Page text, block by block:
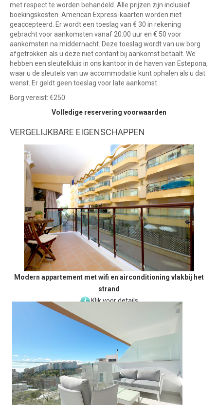
met respect te worden behandeld. Alle prijzen zijn inclusief
boekingskosten. American Express-kaarten worden niet
geaccepteerd. Er wordt een toeslag van € 30 in rekening
gebracht voor aankomsten vanaf 20:00 uur en € 50 voor
aankomsten na middernacht. Deze toeslag wordt van uw borg
afgetrokken als u deze niet contant bij aankomst betaalt. We
hebben een sleutelkluis in ons kantoor in de haven van Estepona,
waar u de sleutels van uw accommodatie kunt ophalen als u dat
wenst. Er geldt geen toeslag voor late aankomst.
Borg vereist: €250
Volledige reservering voorwaarden
VERGELIJKBARE EIGENSCHAPPEN
Modern appartement met wifi en airconditioning vlakbij het
strand
Klik voor details